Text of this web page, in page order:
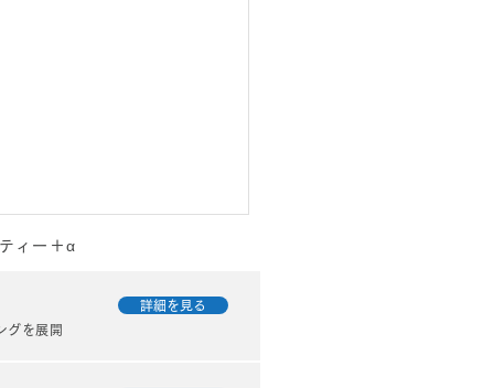
ィー＋α
グを展開
詳細を見る